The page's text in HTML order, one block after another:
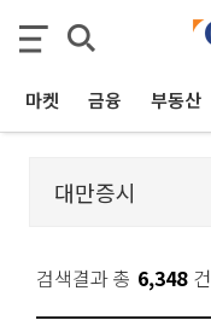
마켓 금융 부동산
검색결과 총 6,348 건